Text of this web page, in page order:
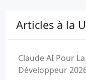
Articles à la
Claude AI Pour
Développeur